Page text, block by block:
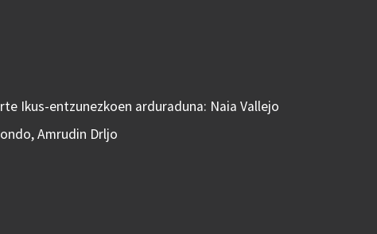
Ikus-entzunezkoen arduraduna: Naia Vallejo
Amrudin Drljo